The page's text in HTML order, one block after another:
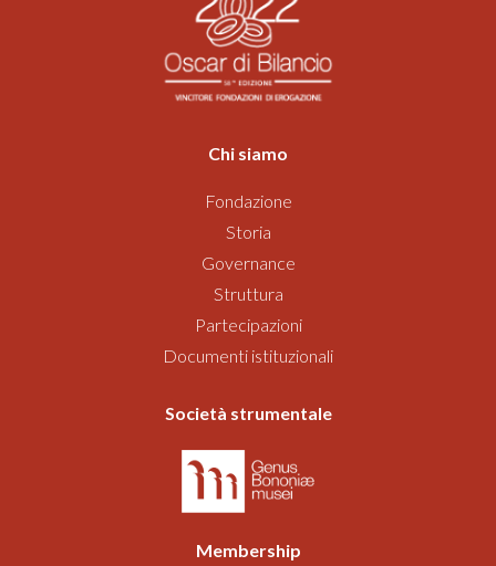
Chi siamo
Fondazione
Storia
Governance
Struttura
Partecipazioni
Documenti istituzionali
Società strumentale
Membership